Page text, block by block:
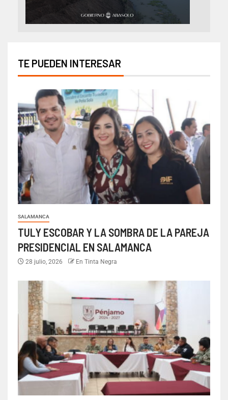
TE PUEDEN INTERESAR
SALAMANCA
TULY ESCOBAR Y LA SOMBRA DE LA PAREJA
PRESIDENCIAL EN SALAMANCA
28 julio, 2026 En Tinta Negra